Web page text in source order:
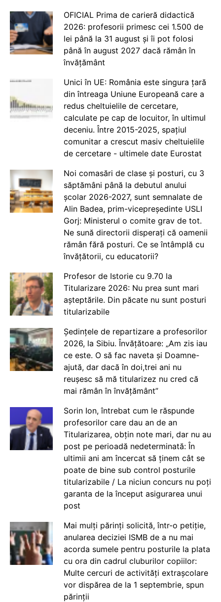
OFICIAL Prima de carieră didactică
2026: profesorii primesc cei 1.500 de
lei până la 31 august și îi pot folosi
până în august 2027 dacă rămân în
învățământ
Unici în UE: România este singura țară
din întreaga Uniune Europeană care a
redus cheltuielile de cercetare,
calculate pe cap de locuitor, în ultimul
deceniu. Între 2015-2025, spațiul
comunitar a crescut masiv cheltuielile
de cercetare - ultimele date Eurostat
Noi comasări de clase și posturi, cu 3
săptămâni până la debutul anului
școlar 2026-2027, sunt semnalate de
Alin Badea, prim-vicepreședinte USLI
Gorj: Ministerul o comite grav de tot.
Ne sună directorii disperați că oamenii
rămân fără posturi. Ce se întâmplă cu
învățătorii, cu educatorii?
Profesor de Istorie cu 9.70 la
Titularizare 2026: Nu prea sunt mari
așteptările. Din păcate nu sunt posturi
titularizabile
Ședințele de repartizare a profesorilor
2026, la Sibiu. Învățătoare: „Am zis iau
ce este. O să fac naveta și Doamne-
ajută, dar dacă în doi,trei ani nu
reușesc să mă titularizez nu cred că
mai rămân în învățământ”
Sorin Ion, întrebat cum le răspunde
profesorilor care dau an de an
Titularizarea, obțin note mari, dar nu au
post pe perioadă nedeterminată: În
ultimii ani am încercat să ținem cât se
poate de bine sub control posturile
titularizabile / La niciun concurs nu poți
garanta de la început asigurarea unui
post
Mai mulți părinți solicită, într-o petiție,
anularea deciziei ISMB de a nu mai
acorda sumele pentru posturile la plata
cu ora din cadrul cluburilor copiilor:
Multe cercuri de activități extrașcolare
vor dispărea de la 1 septembrie, spun
părinții